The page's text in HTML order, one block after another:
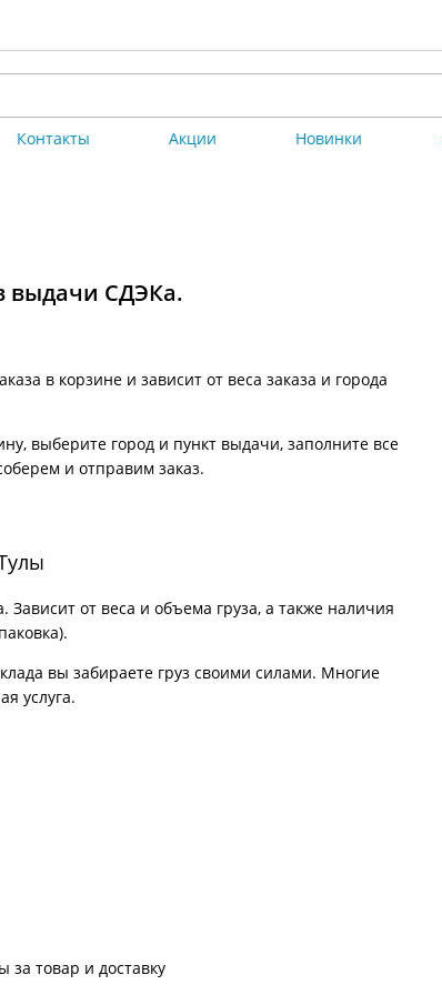
Контакты Акции Новинки
выдачи СДЭКа.
в корзине и зависит от веса заказа и города
выберите город и пункт выдачи, заполните все
и отправим заказ.
от веса и объема груза, а также наличия
вы забираете груз своими силами. Многие
услуга.
товар и доставку